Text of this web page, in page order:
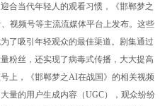
当代年轻人的观看习惯，《邯郸梦之
视频号等主流流媒体平台上发布。这些
了吸引年轻观众的最佳渠道。剧集通过
粉丝，还实现了病毒式传播，大大提高
上，《邯郸梦之AI在战国》的相关视频
量的用户生成内容（UGC），观众纷纷